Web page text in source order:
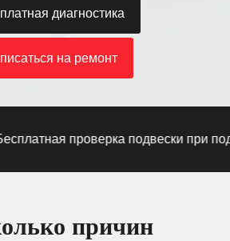
диагностика
на ремонт
проверка подвески при
причин